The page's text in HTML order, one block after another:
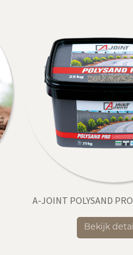
A-JOINT POLYSAND
Bekijk